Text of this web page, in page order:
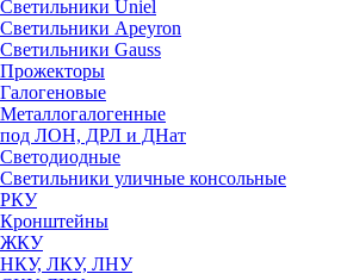
Светильники Uniel
Светильники Apeyron
Светильники Gauss
Прожекторы
Галогеновые
Металлогалогенные
под ЛОН, ДРЛ и ДНат
Светодиодные
Светильники уличные консольные
РКУ
Кронштейны
ЖКУ
НКУ, ЛКУ, ЛНУ